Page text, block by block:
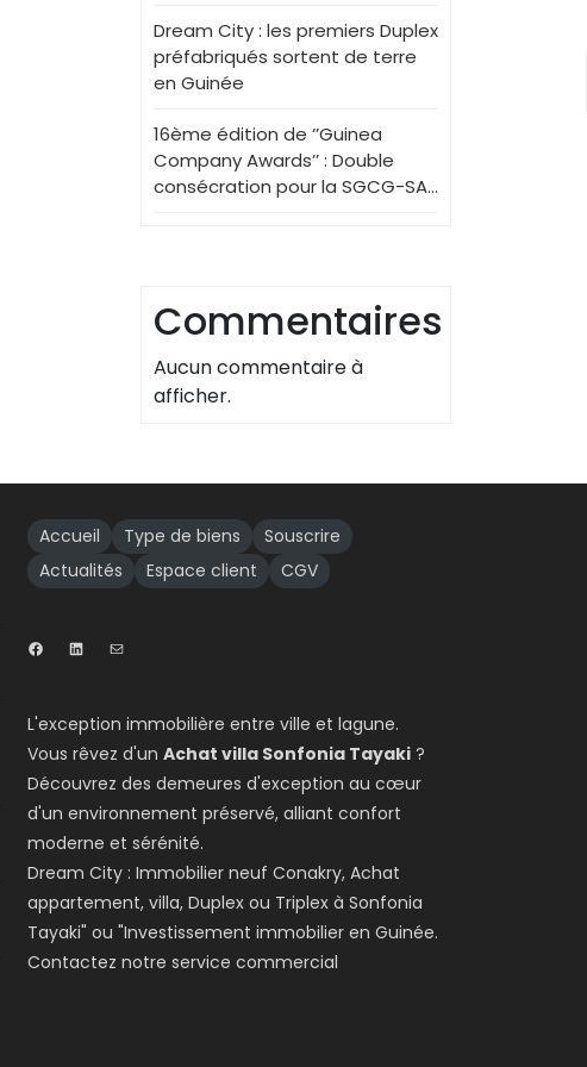
Dream City : les premiers Duplex
préfabriqués sortent de terre
en Guinée
16ème édition de ‘’Guinea
Company Awards’’ : Double
consécration pour la SGCG-SA…
Commentaires
Aucun commentaire à
afficher.
Accueil Type de biens
Souscrire
Actualités
Espace client CGV
L'exception immobilière entre ville et lagune.
Vous rêvez d'un Achat villa Sonfonia Tayaki ?
Découvrez des demeures d'exception au cœur
d'un environnement préservé, alliant confort
moderne et sérénité.
Dream City : Immobilier neuf Conakry, Achat
appartement, villa, Duplex ou Triplex à Sonfonia
Tayaki" ou "Investissement immobilier en Guinée.
Contactez notre service commercial